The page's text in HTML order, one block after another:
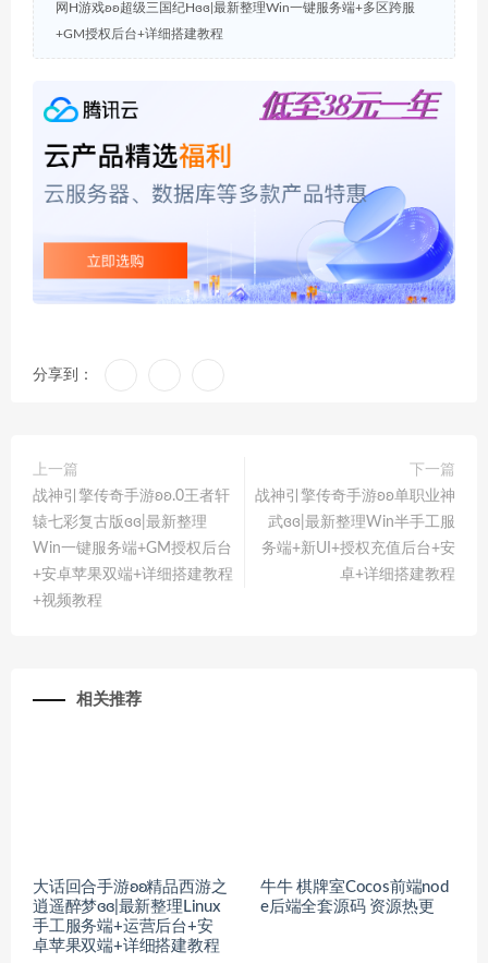
网H游戏ʚʚ超级三国纪Hɞɞ|最新整理Win一键服务端+多区跨服
+GM授权后台+详细搭建教程
分享到：
上一篇
战神引擎传奇手游ʚʚ.0王者轩
辕七彩复古版ɞɞ|最新整理
Win一键服务端+GM授权后台
+安卓苹果双端+详细搭建教程
+视频教程
下一篇
战神引擎传奇手游ʚʚ单职业神
武ɞɞ|最新整理Win半手工服
务端+新UI+授权充值后台+安
卓+详细搭建教程
相关推荐
大话回合手游ʚʚ精品西游之
逍遥醉梦ɞɞ|最新整理Linux
手工服务端+运营后台+安
卓苹果双端+详细搭建教程
牛牛 棋牌室Cocos前端nod
e后端全套源码 资源热更